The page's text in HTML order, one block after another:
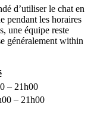
d’utiliser le chat en
pendant les horaires
une équipe reste
généralement within
– 21h00
– 21h00